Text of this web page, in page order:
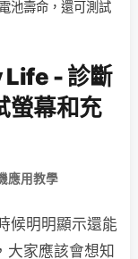
池壽命，還可測試
- 診斷
螢幕和充
應用教學
候明明顯示還能
大家應該會想知